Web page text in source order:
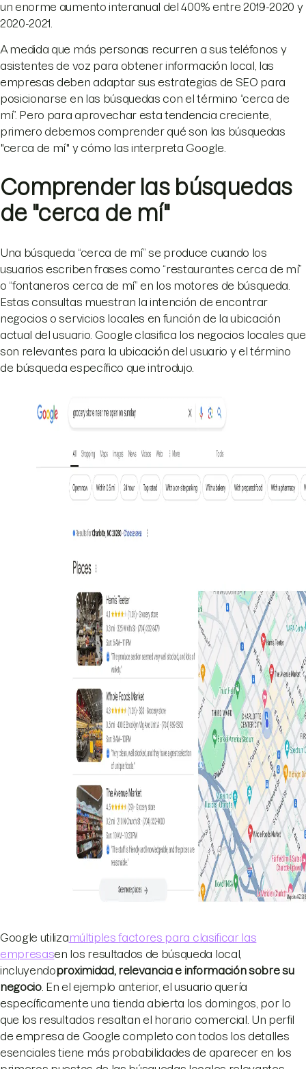
un enorme aumento interanual del 400% entre 2019-2020 y
2020-2021.
A medida que más personas recurren a sus teléfonos y
asistentes de voz para obtener información local, las
empresas deben adaptar sus estrategias de SEO para
posicionarse en las búsquedas con el término “cerca de
mí”. Pero para aprovechar esta tendencia creciente,
primero debemos comprender qué son las búsquedas
"cerca de mí" y cómo las interpreta Google.
Comprender las búsquedas
de "cerca de mí"
Una búsqueda “cerca de mí” se produce cuando los
usuarios escriben frases como “restaurantes cerca de mí”
o “fontaneros cerca de mí” en los motores de búsqueda.
Estas consultas muestran la intención de encontrar
negocios o servicios locales en función de la ubicación
actual del usuario. Google clasifica los negocios locales que
son relevantes para la ubicación del usuario y el término
de búsqueda específico que introdujo.
Google utilizamúltiples factores para clasificar las
empresasen los resultados de búsqueda local,
incluyendoproximidad, relevancia e información sobre su
negocio. En el ejemplo anterior, el usuario quería
específicamente una tienda abierta los domingos, por lo
que los resultados resaltan el horario comercial. Un perfil
de empresa de Google completo con todos los detalles
esenciales tiene más probabilidades de aparecer en los